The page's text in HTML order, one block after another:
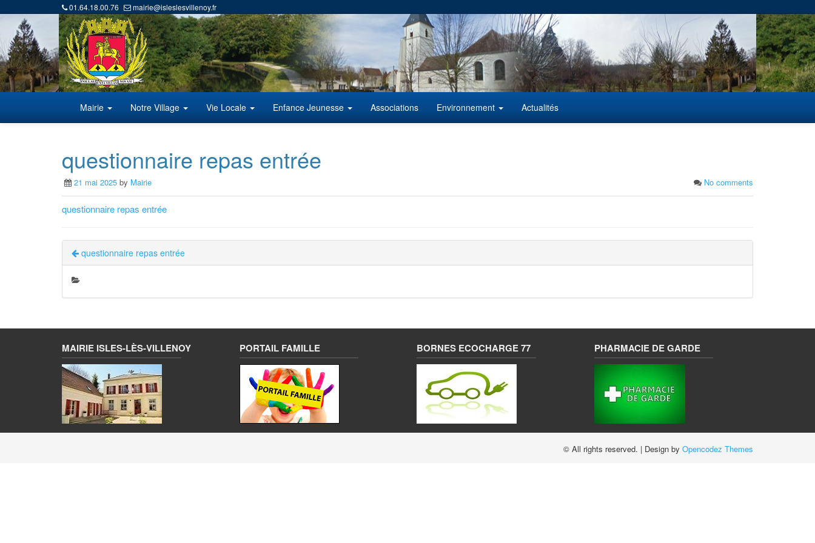
01.64.18.00.76 mairie@isleslesvillenoy.fr
Mairie Notre Village Vie Locale Enfance Jeunesse Associations Environnement Actualités
questionnaire repas entrée
21 mai 2025 by Mairie No comments
questionnaire repas entrée
questionnaire repas entrée
MAIRIE ISLES-LÈS-VILLENOY PORTAIL FAMILLE BORNES ECOCHARGE 77 PHARMACIE DE GARDE
© All rights reserved. | Design by Opencodez Themes